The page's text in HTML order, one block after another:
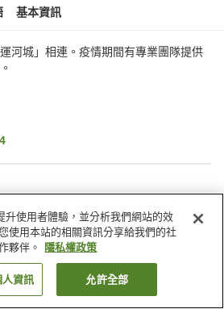
基本資訊
河城」相連。疫情期間有專業團隊提供
Spa／美容沙龍
餐廳
找客房
升使用者體驗，並分析我們網站的效
使用本站的相關資訊分享給我們的社
夥伴。
隱私權政策
資訊 允許全部